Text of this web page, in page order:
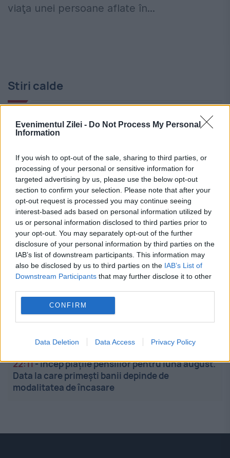
Evenimentul Zilei - Do Not Process My Personal
Information
If you wish to opt-out of the sale, sharing to third parties, or
processing of your personal or sensitive information for
targeted advertising by us, please use the below opt-out
section to confirm your selection. Please note that after your
opt-out request is processed you may continue seeing
interest-based ads based on personal information utilized by
us or personal information disclosed to third parties prior to
your opt-out. You may separately opt-out of the further
disclosure of your personal information by third parties on the
IAB’s list of downstream participants. This information may
also be disclosed by us to third parties on the IAB’s List of
Downstream Participants that may further disclose it to other
CONFIRM
Data Deletion Data Access Privacy Policy
viaţa unei persoane aflate în...
Stiri calde
23:05-Patru zodii chinezești sunt în centrul
atenției pe 7 august. Astrologii spun că începe o
22:56- Decizie finală în cazul lui Vinicius Junior.
A refuzat oferta de la Arsenal și a semnat pe viață
cu Real Madrid
22:48-România și Turcia, acord strategic pentru
exportul de ovine. Soluțiile discutate la Ankara
pentru fermierii români
22:37-Phil Collins dezvăluie că a fost la un pas
22:29-Gigi Becali, detalii neștiute despre relația
cu Mihai Stoica: El are grijă de banii mei. De ce
nu mai face FCSB achiz...
22:11-Încep plățile pensiilor pentru luna august.
Data la care primești banii depinde de
modalitatea de încasare